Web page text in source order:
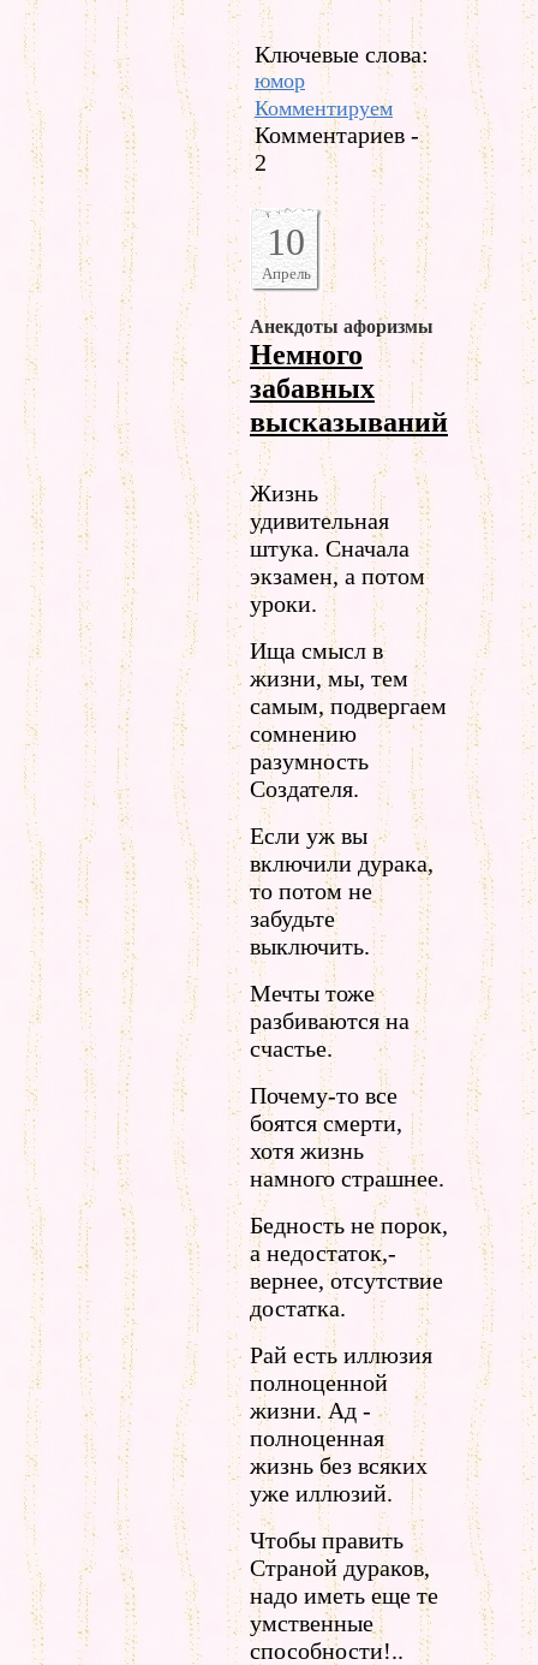
Ключевые слова:
юмор
Комментируем
Комментариев -
2
10
Апрель
Анекдоты афоризмы
Немного
забавных
высказываний
Жизнь
удивительная
штука. Сначала
экзамен, а потом
уроки.
Ища смысл в
жизни, мы, тем
самым, подвергаем
сомнению
разумность
Создателя.
Если уж вы
включили дурака,
то потом не
забудьте
выключить.
Мечты тоже
разбиваются на
счастье.
Почему-то все
боятся смерти,
хотя жизнь
намного страшнее.
Бедность не порок,
а недостаток,-
вернее, отсутствие
достатка.
Рай есть иллюзия
полноценной
жизни. Ад -
полноценная
жизнь без всяких
уже иллюзий.
Чтобы править
Страной дураков,
надо иметь еще те
умственные
способности!..